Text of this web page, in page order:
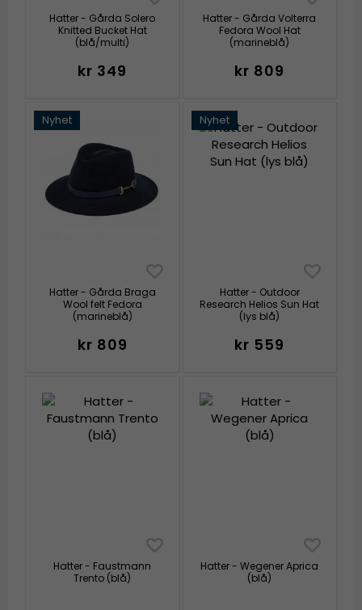
Hatter - Gårda Solero
Knitted Bucket Hat
(blå/multi)
kr 349
Hatter - Gårda Volterra
Fedora Wool Hat
(marineblå)
kr 809
Nyhet
Hatter - Gårda Braga
Wool felt Fedora
(marineblå)
kr 809
Nyhet
Hatter - Outdoor
Research Helios Sun Hat
(lys blå)
kr 559
Hatter - Faustmann
Trento (blå)
Hatter - Wegener Aprica
(blå)